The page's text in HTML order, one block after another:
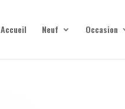
Accueil Neuf Occasion